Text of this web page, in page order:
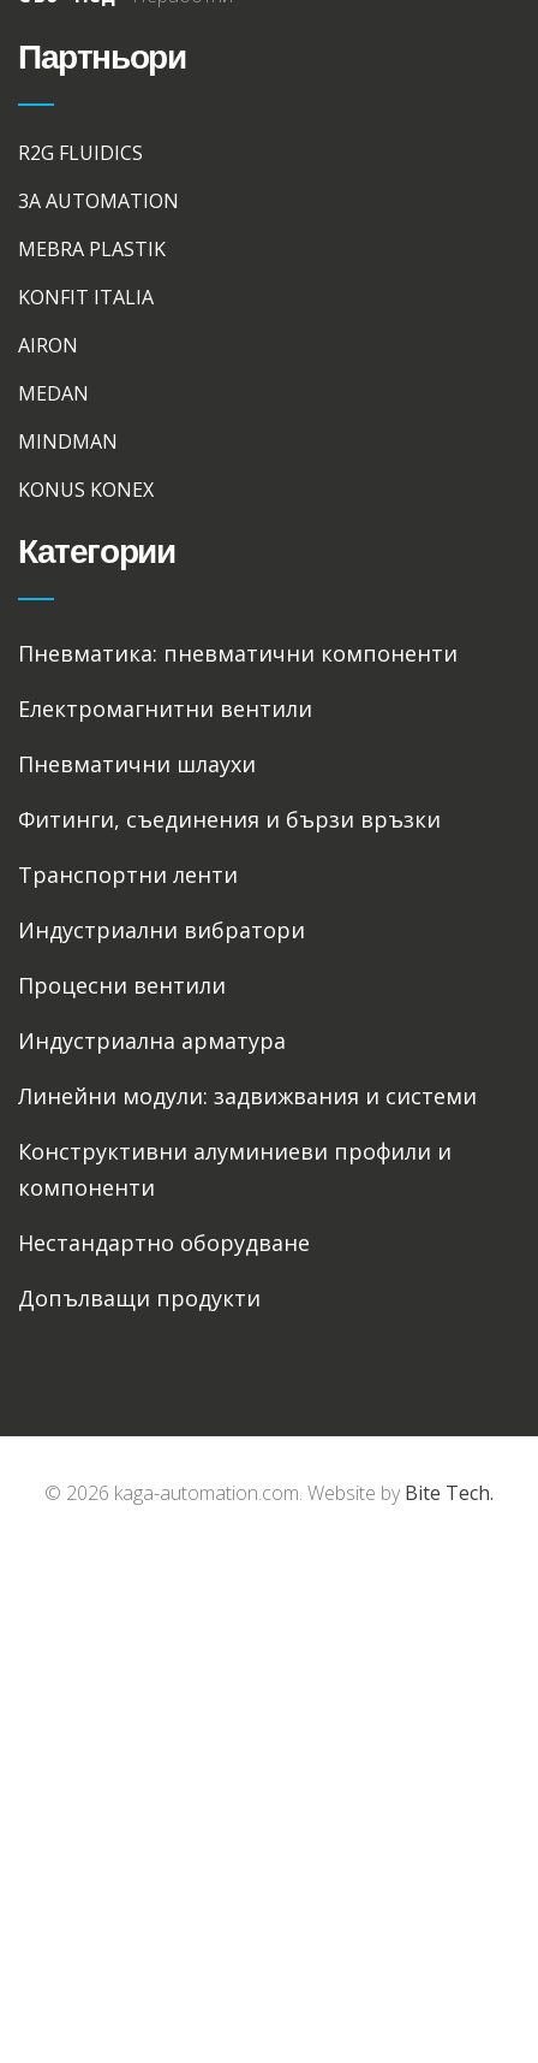
Партньори
R2G FLUIDICS
3A AUTOMATION
MEBRA PLASTIK
KONFIT ITALIA
AIRON
MEDAN
MINDMAN
KONUS KONEX
Категории
Пневматика: пневматични компоненти
Електромагнитни вентили
Пневматични шлаухи
Фитинги, съединения и бързи връзки
Транспортни ленти
Индустриални вибратори
Процесни вентили
Индустриална арматура
Линейни модули: задвижвания и системи
Конструктивни алуминиеви профили и
компоненти
Нестандартно оборудване
Допълващи продукти
© 2026 kaga-automation.com. Website by Bite Tech.